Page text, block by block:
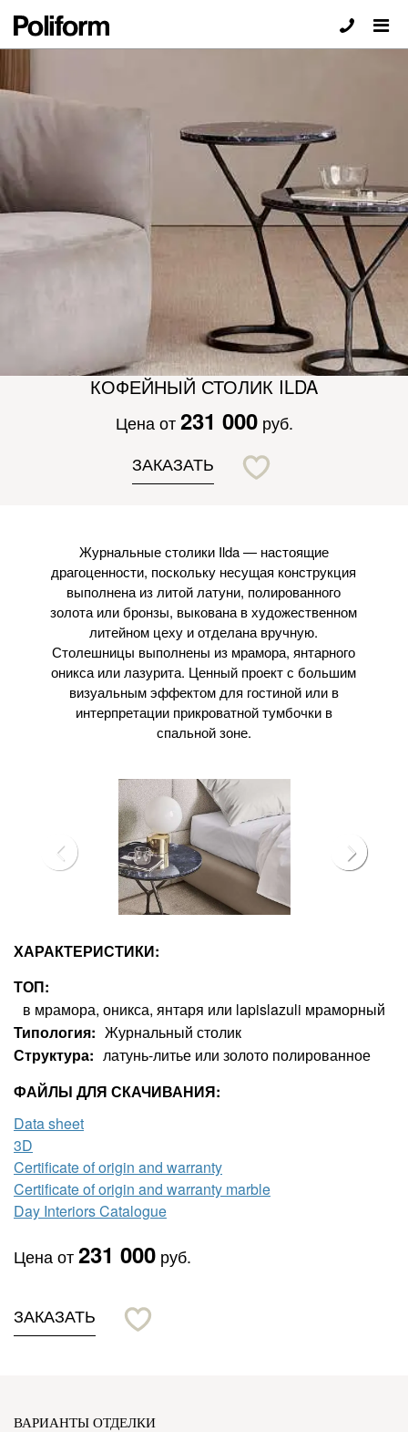
КОФЕЙНЫЙ СТОЛИК ILDA
Цена от 231 000 руб.
ЗАКАЗАТЬ
Журнальные столики Ilda — настоящие
драгоценности, поскольку несущая конструкция
выполнена из литой латуни, полированного
золота или бронзы, выкована в художественном
литейном цеху и отделана вручную.
Столешницы выполнены из мрамора, янтарного
оникса или лазурита. Ценный проект с большим
визуальным эффектом для гостиной или в
интерпретации прикроватной тумбочки в
спальной зоне.
ХАРАКТЕРИСТИКИ:
ТОП
в мрамора, оникса, янтаря или lapislazuli мраморный
Типология
Журнальный столик
Структура
латунь-литье или золото полированное
ФАЙЛЫ ДЛЯ СКАЧИВАНИЯ:
Data sheet
3D
Certificate of origin and warranty
Certificate of origin and warranty marble
Day Interiors Catalogue
Цена от231 000 руб.
ЗАКАЗАТЬ
ВАРИАНТЫ ОТДЕЛКИ